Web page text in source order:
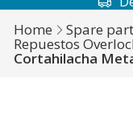
Home Spare
Repuestos
Cortahilacha